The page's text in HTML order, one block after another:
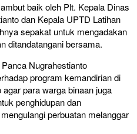
baik oleh Plt. Kepala Dinas
dan Kepala UPTD Latihan
sepakat untuk mengadakan
ditandatangani bersama.
Nugrahestianto
program kemandirian di
para warga binaan juga
penghidupan dan
perbuatan melanggar